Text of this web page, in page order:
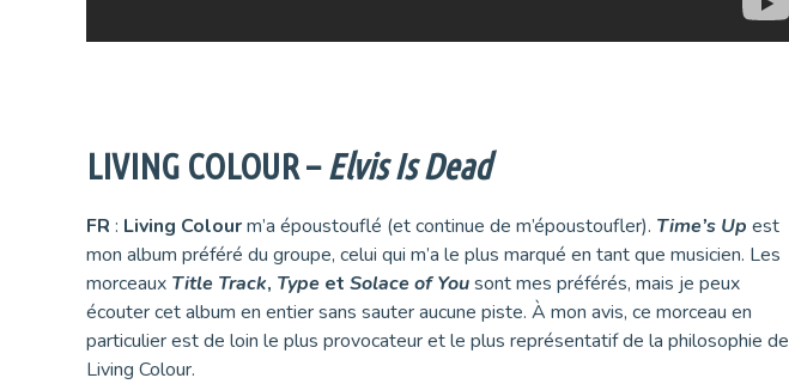
LIVING COLOUR –Elvis Is Dead
FR : Living Colourm’a époustouflé (et continue de m’époustoufler). Time’s Up est
mon album préféré du groupe, celui qui m’a le plus marqué en tant que musicien. Les
morceaux Title Track, Type et Solaceof Yousont mes préférés, mais je peux
écouter cet album en entier sans sauter aucune piste. À mon avis, ce morceau en
particulier est de loin le plus provocateur et le plus représentatif de la philosophie de
Living Colour.